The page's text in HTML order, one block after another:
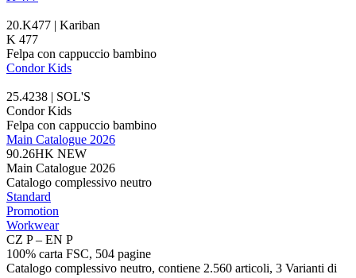
20.K477 | Kariban
K 477
Felpa con cappuccio bambino
Condor Kids
25.4238 | SOL'S
Condor Kids
Felpa con cappuccio bambino
Main Catalogue 2026
90.26HK NEW
Main Catalogue 2026
Catalogo complessivo neutro
Standard
Promotion
Workwear
CZ P – EN P
100% carta FSC, 504 pagine
Catalogo complessivo neutro, contiene 2.560 articoli, 3 Varianti di